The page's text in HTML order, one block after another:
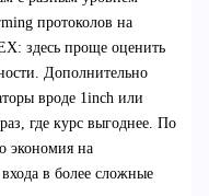
протоколов на
здесь проще оценить
Дополнительно
вроде 1inch или
где курс выгоднее. По
экономия на
в более сложные